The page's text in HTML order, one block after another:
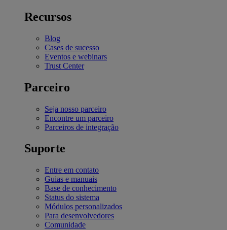
Recursos
Blog
Cases de sucesso
Eventos e webinars
Trust Center
Parceiro
Seja nosso parceiro
Encontre um parceiro
Parceiros de integração
Suporte
Entre em contato
Guias e manuais
Base de conhecimento
Status do sistema
Módulos personalizados
Para desenvolvedores
Comunidade